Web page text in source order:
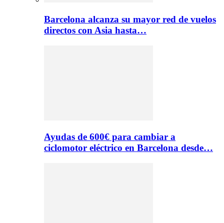
Barcelona alcanza su mayor red de vuelos
directos con Asia hasta…
Ayudas de 600€ para cambiar a
ciclomotor eléctrico en Barcelona desde…